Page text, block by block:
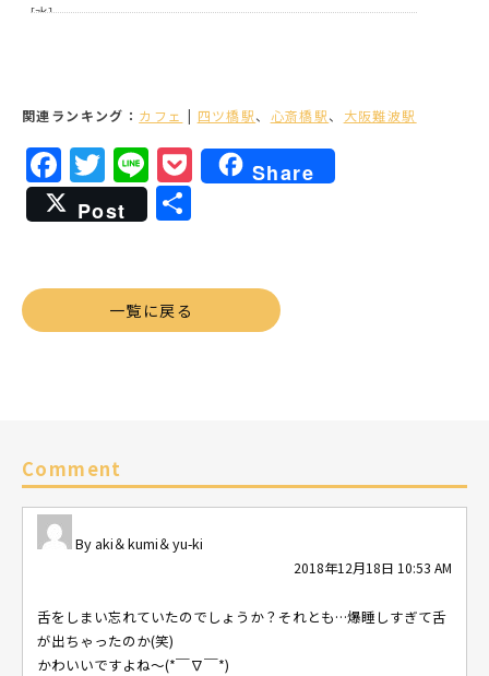
関連ランキング： カフェ | 四ツ橋駅、 心斎橋駅、 大阪難波駅
Facebook
Twitter
LinePocket
Share
Post
共
一覧に戻る
Comment
aki＆kumi＆yu-ki
2018年12月18日 10:53 AM
舌をしまい忘れていたのでしょうか？それとも…爆睡しすぎて舌
が出ちゃったのか(笑)
かわいいですよね～(*￣∇￣*)